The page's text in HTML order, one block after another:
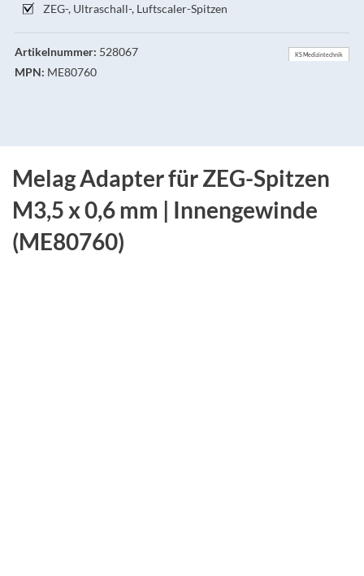
ZEG-, Ultraschall-, Luftscaler-Spitzen
Artikelnummer: 528067
MPN: ME80760
KS Medizintechnik
Melag Adapter für ZEG-Spitzen
M3,5 x 0,6 mm | Innengewinde
(ME80760)